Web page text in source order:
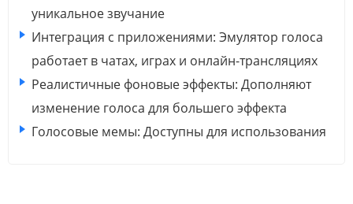
уникальное звучание
Интеграция с приложениями: Эмулятор голоса
работает в чатах, играх и онлайн-трансляциях
Реалистичные фоновые эффекты: Дополняют
изменение голоса для большего эффекта
Голосовые мемы: Доступны для использования